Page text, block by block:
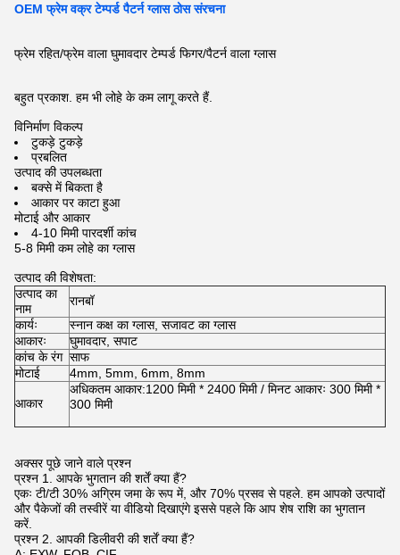
OEM फ्रेम वक्र टेम्पर्ड पैटर्न ग्लास ठोस संरचना
फ्रेम रहित/फ्रेम वाला घुमावदार टेम्पर्ड फिगर/पैटर्न वाला ग्लास
बहुत प्रकाश. हम भी लोहे के कम लागू करते हैं.
विनिर्माण विकल्प
टुकड़े टुकड़े
प्रबलित
उत्पाद की उपलब्धता
बक्से में बिकता है
आकार पर काटा हुआ
मोटाई और आकार
4-10 मिमी पारदर्शी कांच
5-8 मिमी कम लोहे का ग्लास
उत्पाद की विशेषता:
उत्पाद का
नाम
रानबॉ
कार्यः
स्नान कक्ष का ग्लास, सजावट का ग्लास
आकारः
घुमावदार, सपाट
कांच के रंग साफ
मोटाई
4mm, 5mm, 6mm, 8mm
आकार
अधिकतम आकार:1200 मिमी * 2400 मिमी / मिनट आकारः 300 मिमी *
300 मिमी
अक्सर पूछे जाने वाले प्रश्न
प्रश्न 1. आपके भुगतान की शर्तें क्या हैं?
एकः टी/टी 30% अग्रिम जमा के रूप में, और 70% प्रसव से पहले. हम आपको उत्पादों
और पैकेजों की तस्वीरें या वीडियो दिखाएंगे इससे पहले कि आप शेष राशि का भुगतान
करें.
प्रश्न 2. आपकी डिलीवरी की शर्तें क्या हैं?